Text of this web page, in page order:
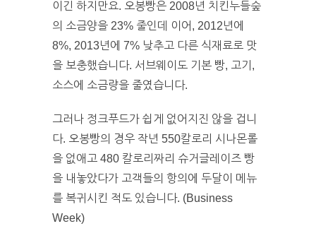
이긴 하지만요. 오봉빵은 2008년 치킨누들숲
의 소금양을 23% 줄인데 이어, 2012년에
8%, 2013년에 7% 낮추고 다른 식재료로 맛
을 보충했습니다. 서브웨이도 기본 빵, 고기,
소스에 소금량을 줄였습니다.
그러나 정크푸드가 쉽게 없어지진 않을 겁니
다. 오봉빵의 경우 작년 550칼로리 시나몬롤
을 없애고 480 칼로리짜리 슈거글레이즈 빵
을 내놓았다가 고객들의 항의에 두달이 메뉴
를 복귀시킨 적도 있습니다. (Business
Week)